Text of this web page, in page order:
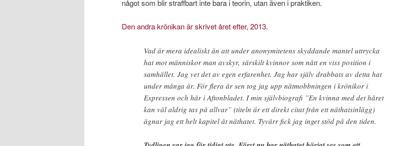
något som blir straffbart inte bara i teorin, utan även i praktiken.
Den andra krönikan är skrivet året efter, 2013.
Vad är mera ­idealiskt än att under anonymitetens skyddande mantel uttrycka
hat mot människor man avskyr, särskilt ­kvinnor som nått en viss position i
samhället. Jag vet det av egen ­erfarenhet. Jag har själv drabbats av detta hat
under många år. För flera år sen tog jag upp nätmobbningen i krönikor i
Expressen och här i Aftonbladet. I min självbiografi ”En kvinna med det håret
kan väl aldrig tas på allvar” (titeln är ett direkt citat från ett näthatsinlägg)
ägnar jag ett helt kapitel åt näthatet. Tyvärr fick jag inget stöd på den tiden.